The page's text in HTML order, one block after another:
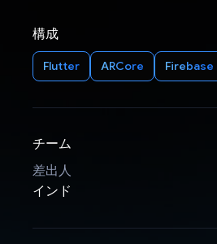
構成
Flutter ARCore Firebase
チーム
差出人
インド